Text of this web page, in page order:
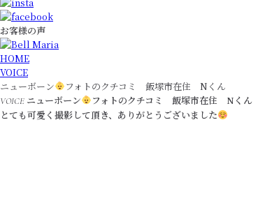
お客様の声
HOME
VOICE
ニューボーン
フォトのクチコミ 飯塚市在住 Nくん
VOICE ニューボーン
フォトのクチコミ 飯塚市在住 Nくん
とても可愛く撮影して頂き、ありがとうございました